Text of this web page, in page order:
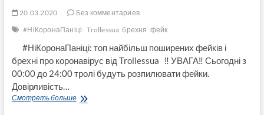
20.03.2020
Без комментариев
#НіКоронаПаніці: Trollessua брехня фейк
#НіКоронаПаніці: топ найбільш поширених фейків і
брехні про коронавірус від Trollessua ‼ УВАГА‼ Сьогодні з
00:00 до 24:00 тролі будуть розпилювати фейки.
Довірливість…
Смотреть больше#НіКоронаПаніці: